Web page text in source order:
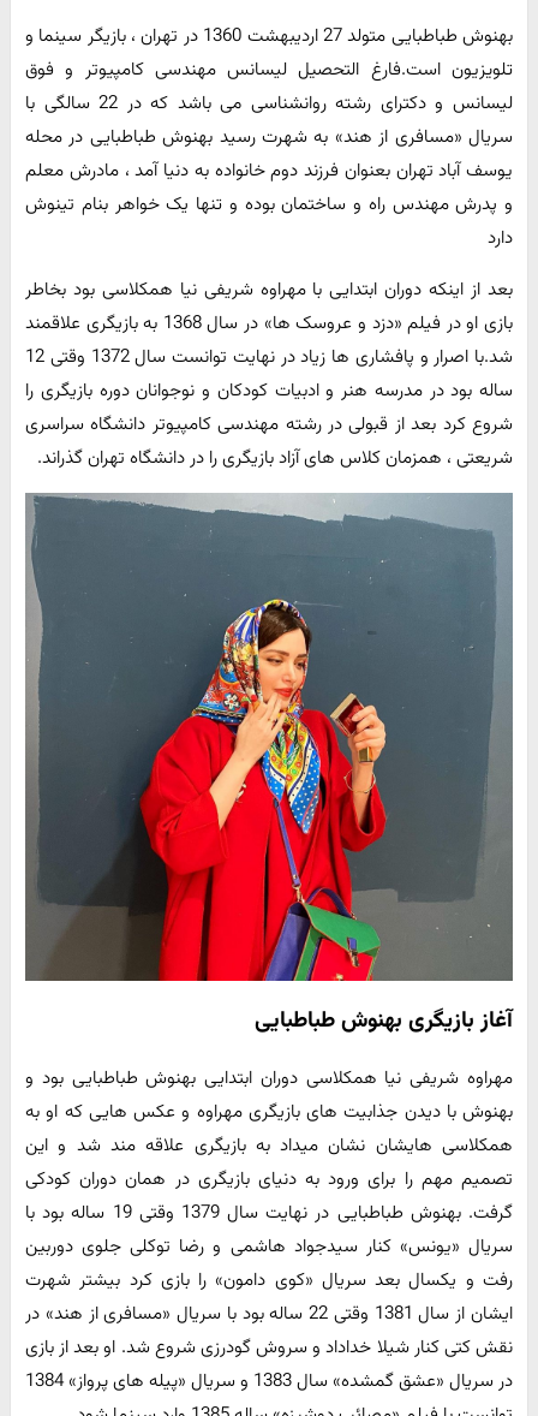
بهنوش طباطبایی متولد 27 اردیبهشت 1360 در تهران ، بازیگر سینما و
تلویزیون است.فارغ التحصیل لیسانس مهندسی کامپیوتر و فوق
لیسانس و دکترای رشته روانشناسی می باشد که در 22 سالگی با
سریال «مسافری از هند» به شهرت رسید بهنوش طباطبایی در محله
یوسف آباد تهران بعنوان فرزند دوم خانواده به دنیا آمد ، مادرش معلم
و پدرش مهندس راه و ساختمان بوده و تنها یک خواهر بنام تینوش
دارد
بعد از اینکه دوران ابتدایی با مهراوه شریفی نیا همکلاسی بود بخاطر
بازی او در فیلم «دزد و عروسک ها» در سال 1368 به بازیگری علاقمند
شد.با اصرار و پافشاری ها زیاد در نهایت توانست سال 1372 وقتی 12
ساله بود در مدرسه هنر و ادبیات کودکان و نوجوانان دوره بازیگری را
شروع کرد بعد از قبولی در رشته مهندسی کامپیوتر دانشگاه سراسری
شریعتی ، همزمان کلاس های آزاد بازیگری را در دانشگاه تهران گذراند.
آغاز بازیگری بهنوش طباطبایی
مهراوه شریفی نیا همکلاسی دوران ابتدایی بهنوش طباطبایی بود و
بهنوش با دیدن جذابیت های بازیگری مهراوه و عکس هایی که او به
همکلاسی هایشان نشان میداد به بازیگری علاقه مند شد و این
تصمیم مهم را برای ورود به دنیای بازیگری در همان دوران کودکی
گرفت. بهنوش طباطبایی در نهایت سال 1379 وقتی 19 ساله بود با
سریال «یونس» کنار سیدجواد هاشمی و رضا توکلی جلوی دوربین
رفت و یکسال بعد سریال «کوی دامون» را بازی کرد بیشتر شهرت
ایشان از سال 1381 وقتی 22 ساله بود با سریال «مسافری از هند» در
نقش کتی کنار شیلا خداداد و سروش گودرزی شروع شد. او بعد از بازی
در سریال «عشق گمشده» سال 1383 و سریال «پیله های پرواز» 1384